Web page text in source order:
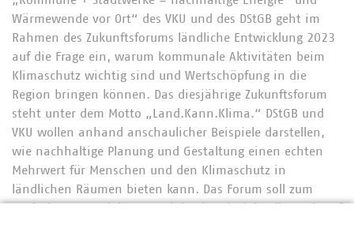
Wärmewende vor Ort“ des VKU und des DStGB geht im
Rahmen des Zukunftsforums ländliche Entwicklung 2023
auf die Frage ein, warum kommunale Aktivitäten beim
Klimaschutz wichtig sind und Wertschöpfung in die
Region bringen können. Das diesjährige Zukunftsforum
steht unter dem Motto „Land.Kann.Klima.“ DStGB und
VKU wollen anhand anschaulicher Beispiele darstellen,
wie nachhaltige Planung und Gestaltung einen echten
Mehrwert für Menschen und den Klimaschutz in
ländlichen Räumen bieten kann. Das Forum soll zum